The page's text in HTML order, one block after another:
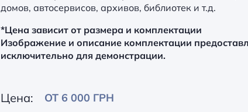
домов, автосервисов, архивов, библиотек и т.д.
*Цена зависит от размера и комплектации
Изображение и описание комплектации
исключительно для демонстрации.
Цена: ОТ 6 000 ГРН